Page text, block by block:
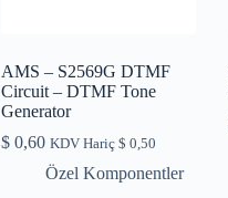
AMS – S2569G DTMF
Circuit – DTMF Tone
Generator
$ 0,60 KDV Hariç$ 0,50
Özel Komponentler